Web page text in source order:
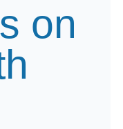
on